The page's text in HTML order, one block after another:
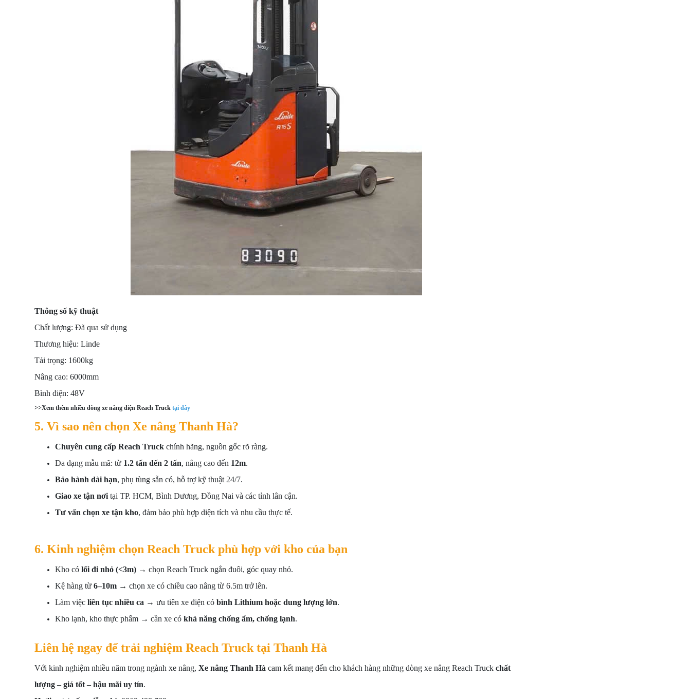
Thông số kỹ thuật
Chất lượng: Đã qua sử dụng
Thương hiệu: Linde
Tải trọng: 1600kg
Nâng cao: 6000mm
Bình điện: 48V
>>Xem thêm nhiều dòng xe nâng điện Reach Truck tại đây
5. Vì sao nên chọn Xe nâng Thanh Hà?
Chuyên cung cấp Reach Truck chính hãng, nguồn gốc rõ ràng.
Đa dạng mẫu mã: từ 1.2 tấn đến 2 tấn, nâng cao đến 12m.
Bảo hành dài hạn, phụ tùng sẵn có, hỗ trợ kỹ thuật 24/7.
Giao xe tận nơi tại TP. HCM, Bình Dương, Đồng Nai và các tỉnh lân cận.
Tư vấn chọn xe tận kho, đảm bảo phù hợp diện tích và nhu cầu thực tế.
6. Kinh nghiệm chọn Reach Truck phù hợp với kho của bạn
Kho có lối đi nhỏ (<3m) → chọn Reach Truck ngắn đuôi, góc quay nhỏ.
Kệ hàng từ 6–10m → chọn xe có chiều cao nâng từ 6.5m trở lên.
Làm việc liên tục nhiều ca → ưu tiên xe điện có bình Lithium hoặc dung lượng lớn.
Kho lạnh, kho thực phẩm → cần xe có khả năng chống ẩm, chống lạnh.
Liên hệ ngay để trải nghiệm Reach Truck tại Thanh Hà
Với kinh nghiệm nhiều năm trong ngành xe nâng, Xe nâng Thanh Hà cam kết mang đến cho khách hàng những dòng xe nâng Reach Truck chất
lượng – giá tốt – hậu mãi uy tín.